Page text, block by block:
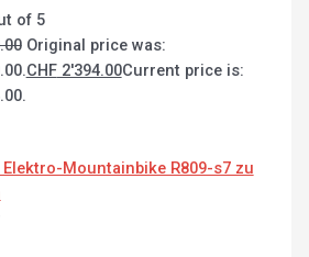
of 5
Original price was:
CHF2'394.00Current price is: